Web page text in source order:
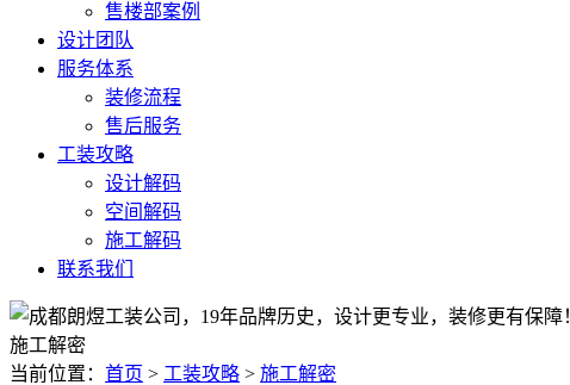
售楼部案例
设计团队
服务体系
装修流程
售后服务
工装攻略
设计解码
空间解码
施工解码
联系我们
施工解密
当前位置： 首页 > 工装攻略 > 施工解密